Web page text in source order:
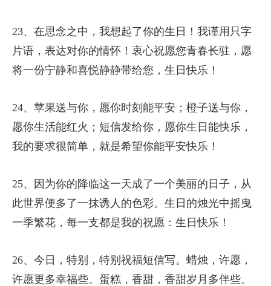
23、在思念之中，我想起了你的生日！我谨用只字
片语，表达对你的情怀！衷心祝愿您青春长驻，愿
将一份宁静和喜悦静静带给您，生日快乐！
24、苹果送与你，愿你时刻能平安；橙子送与你，
愿你生活能红火；短信发给你，愿你生日能快乐，
我的要求很简单，就是希望你能平安快乐！
25、因为你的降临这一天成了一个美丽的日子，从
此世界便多了一抹诱人的色彩。生日的烛光中摇曳
一季繁花，每一支都是我的祝愿：生日快乐！
26、今日，特别，特别祝福短信写。蜡烛，许愿，
许愿更多幸福些。蛋糕，香甜，香甜岁月多伴些。